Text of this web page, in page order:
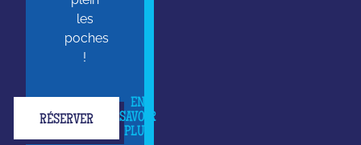
les
poches
!
RÉSERVER
EN
SAVOIR
PLUS